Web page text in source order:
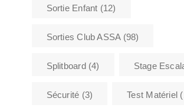
Sortie Enfant (12)
Sorties Club ASSA(98)
Splitboard(4) Stage
Sécurité (3) Test Matériel